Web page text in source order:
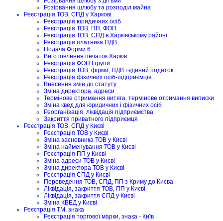
Розірвання шлюбу та розподіл майна
Реєстрація ТОВ, СПД у Харкові
Реєстрація юридичних осіб
Реєстрація ТОВ, ПП, ФОП
Реєстрація ТОВ, СПД в Харківському районі
Реєстрація платника ПДВ
Подача Форми 6
Виготовлення печаток Харків
Реєстрація ФОП I групи
Реєстрація ТОВ, фірми, ПДВ і єдиний податок
Реєстрація фізичних осіб-підприємців
Внесення змін до статуту
Зміна директора, адреси
Термінове отримання витяга, термінове отримання виписки
Зміна квед для юридичних і фізичних осіб
Реорганізація, ліквідація підприємства
Закриття приватного підприємця
Реєстрація ТОВ, СПД у Києві
Реєстрація ТОВ у Києві
Зміна засновника ТОВ у Києві
Зміна найменування ТОВ у Києві
Реєстрація ПП у Києві
Зміна адреси ТОВ у Києві
Зміна директора ТОВ у Києві
Реєстрація СПД у Києві
Переведення ТОВ, СПД, ПП з Криму до Києва
Ліквідація, закриття ТОВ, ПП у Києві
Ліквідація, закриття СПД у Києві
Зміна КВЕД у Києві
Реєстрація ТМ, знака
Реєстрація торгової марки, знака - Київ